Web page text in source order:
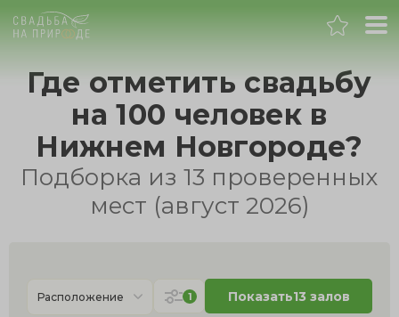
Нижний Новгород
Свадьба
День рождения
Где отметить свадьбу
на 100 человек в
Нижнем Новгороде?
Подборка из 13 проверенных
мест (август 2026)
Расположение 1 Показать13 залов